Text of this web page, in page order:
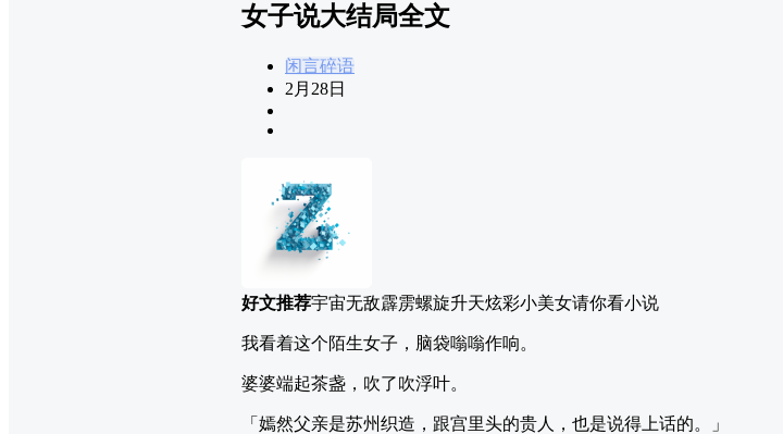
女子说大结局全文
闲言碎语
2月28日
好文推荐宇宙无敌霹雳螺旋升天炫彩小美女请你看小说
我看着这个陌生女子，脑袋嗡嗡作响。
婆婆端起茶盏，吹了吹浮叶。
「嫣然父亲是苏州织造，跟宫里头的贵人，也是说得上话的。」